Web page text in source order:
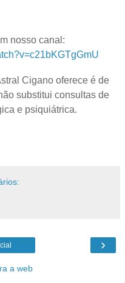
nosso canal:
Cigano oferece é de
substitui consultas de
e psiquiátrica.
›
a web